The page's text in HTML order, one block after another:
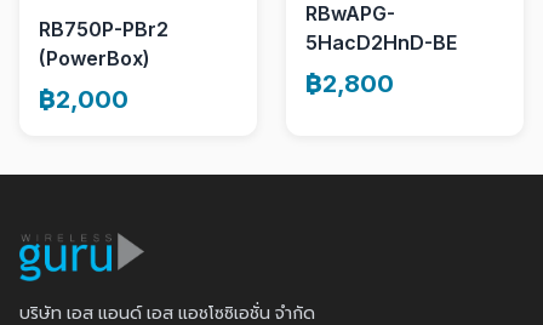
RB750P-PBr2
(PowerBox)
฿2,000
RBwAPG-
5HacD2HnD-BE
฿2,800
บริษัท เอส แอนด์ เอส แอชโซซิเอชั่น จำกัด